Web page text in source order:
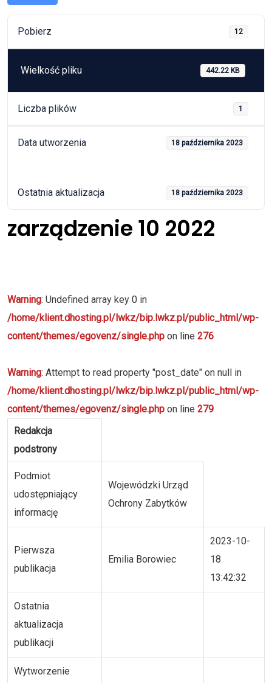
Pobierz 12
Wielkość pliku 442.22 KB
Liczba plików 1
Data utworzenia 18 października 2023
Ostatnia aktualizacja 18 października 2023
zarządzenie 10 2022
Warning: Undefined array key 0 in
/home/klient.dhosting.pl/lwkz/bip.lwkz.pl/public_html/wp-
content/themes/egovenz/single.php on line 276
Warning: Attempt to read property "post_date" on null in
/home/klient.dhosting.pl/lwkz/bip.lwkz.pl/public_html/wp-
content/themes/egovenz/single.php on line 279
Redakcja
podstrony
Podmiot
udostępniający
informację
Wojewódzki Urząd
Ochrony Zabytków
Pierwsza
publikacja
Emilia Borowiec
2023-10-
18
13:42:32
Ostatnia
aktualizacja
publikacji
Wytworzenie